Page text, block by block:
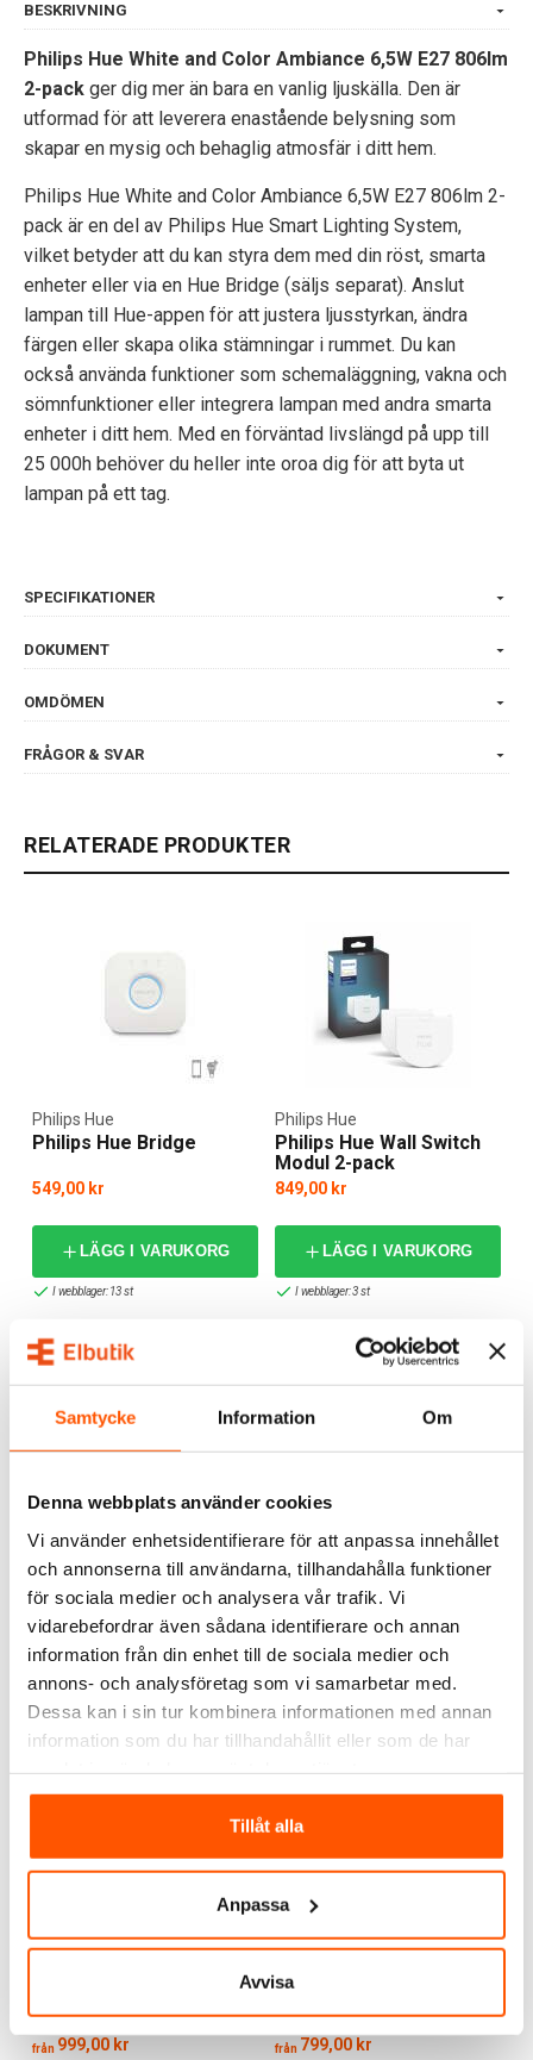
Samtycke Information Om
Denna webbplats använder cookies
Vi använder enhetsidentifierare för att anpassa innehållet
och annonserna till användarna, tillhandahålla funktioner
för sociala medier och analysera vår trafik. Vi
vidarebefordrar även sådana identifierare och annan
information från din enhet till de sociala medier och
annons- och analysföretag som vi samarbetar med.
Dessa kan i sin tur kombinera informationen med annan
information som du har tillhandahållit eller som de har
Tillåt alla
Anpassa
Avvisa
BESKRIVNING
Philips Hue White and Color Ambiance 6,5W E27 806lm
2-pack ger dig mer än bara en vanlig ljuskälla. Den är
utformad för att leverera enastående belysning som
skapar en mysig och behaglig atmosfär i ditt hem.
Philips Hue White and Color Ambiance 6,5W E27 806lm 2-
pack är en del av Philips Hue Smart Lighting System,
vilket betyder att du kan styra dem med din röst, smarta
enheter eller via en Hue Bridge (säljs separat). Anslut
lampan till Hue-appen för att justera ljusstyrkan, ändra
färgen eller skapa olika stämningar i rummet. Du kan
också använda funktioner som schemaläggning, vakna och
sömnfunktioner eller integrera lampan med andra smarta
enheter i ditt hem. Med en förväntad livslängd på upp till
25 000h behöver du heller inte oroa dig för att byta ut
lampan på ett tag.
SPECIFIKATIONER
DOKUMENT
OMDÖMEN
FRÅGOR & SVAR
RELATERADE PRODUKTER
Philips Hue Bridge
Philips Hue
549,00 kr
LÄGG I VARUKORG
I webblager: 13 st
Philips Hue Wall Switch
Modul 2-pack
Philips Hue
849,00 kr
LÄGG I VARUKORG
I webblager: 3 st
Philips Hue Tap Dial
Switch Tryckknapp
Philips Hue
från 475,00 kr
2 av 2 varianter I webblager
Philips Hue White and
Color Ambiance 6,5W
E27 806lm 2-pack
Philips Hue
1 079,00 kr
LÄGG I VARUKORG
Skickas inom 9-10 arbetsdagar
Color Ambiance 9W E27
2-pack
från 999,00 kr
Color Ambiance A67
13,5W E27
Philips Hue
från 799,00 kr